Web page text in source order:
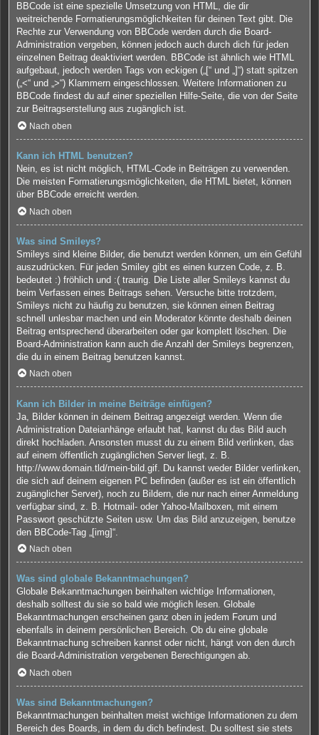
BBCode ist eine spezielle Umsetzung von HTML, die dir
weitreichende Formatierungsmöglichkeiten für deinen Text gibt. Die
Rechte zur Verwendung von BBCode werden durch die Board-
Administration vergeben, können jedoch auch durch dich für jeden
einzelnen Beitrag deaktiviert werden. BBCode ist ähnlich wie HTML
aufgebaut, jedoch werden Tags von eckigen („[“ und „]“) statt spitzen
(„<“ und „>“) Klammern eingeschlossen. Weitere Informationen zu
BBCode findest du auf einer speziellen Hilfe-Seite, die von der Seite
zur Beitragserstellung aus zugänglich ist.
Nach oben
Kann ich HTML benutzen?
Nein, es ist nicht möglich, HTML-Code in Beiträgen zu verwenden.
Die meisten Formatierungsmöglichkeiten, die HTML bietet, können
über BBCode erreicht werden.
Nach oben
Was sind Smileys?
Smileys sind kleine Bilder, die benutzt werden können, um ein Gefühl
auszudrücken. Für jeden Smiley gibt es einen kurzen Code, z. B.
bedeutet :) fröhlich und :( traurig. Die Liste aller Smileys kannst du
beim Verfassen eines Beitrags sehen. Versuche bitte trotzdem,
Smileys nicht zu häufig zu benutzen, sie können einen Beitrag
schnell unlesbar machen und ein Moderator könnte deshalb deinen
Beitrag entsprechend überarbeiten oder gar komplett löschen. Die
Board-Administration kann auch die Anzahl der Smileys begrenzen,
die du in einem Beitrag benutzen kannst.
Nach oben
Kann ich Bilder in meine Beiträge einfügen?
Ja, Bilder können in deinem Beitrag angezeigt werden. Wenn die
Administration Dateianhänge erlaubt hat, kannst du das Bild auch
direkt hochladen. Ansonsten musst du zu einem Bild verlinken, das
auf einem öffentlich zugänglichen Server liegt, z. B.
http://www.domain.tld/mein-bild.gif. Du kannst weder Bilder verlinken,
die sich auf deinem eigenen PC befinden (außer es ist ein öffentlich
zugänglicher Server), noch zu Bildern, die nur nach einer Anmeldung
verfügbar sind, z. B. Hotmail- oder Yahoo-Mailboxen, mit einem
Passwort geschützte Seiten usw. Um das Bild anzuzeigen, benutze
den BBCode-Tag „[img]“.
Nach oben
Was sind globale Bekanntmachungen?
Globale Bekanntmachungen beinhalten wichtige Informationen,
deshalb solltest du sie so bald wie möglich lesen. Globale
Bekanntmachungen erscheinen ganz oben in jedem Forum und
ebenfalls in deinem persönlichen Bereich. Ob du eine globale
Bekanntmachung schreiben kannst oder nicht, hängt von den durch
die Board-Administration vergebenen Berechtigungen ab.
Nach oben
Was sind Bekanntmachungen?
Bekanntmachungen beinhalten meist wichtige Informationen zu dem
Bereich des Boards, in dem du dich befindest. Du solltest sie stets